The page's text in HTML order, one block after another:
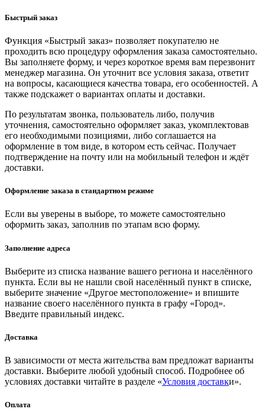
Быстрый заказ
Функция «Быстрый заказ» позволяет покупателю не
проходить всю процедуру оформления заказа самостоятельно.
Вы заполняете форму, и через короткое время вам перезвонит
менеджер магазина. Он уточнит все условия заказа, ответит
на вопросы, касающиеся качества товара, его особенностей. А
также подскажет о вариантах оплаты и доставки.
По результатам звонка, пользователь либо, получив
уточнения, самостоятельно оформляет заказ, укомплектовав
его необходимыми позициями, либо соглашается на
оформление в том виде, в котором есть сейчас. Получает
подтверждение на почту или на мобильный телефон и ждёт
доставки.
Оформление заказа в стандартном режиме
Если вы уверены в выборе, то можете самостоятельно
оформить заказ, заполнив по этапам всю форму.
Заполнение адреса
Выберите из списка название вашего региона и населённого
пункта. Если вы не нашли свой населённый пункт в списке,
выберите значение «Другое местоположение» и впишите
название своего населённого пункта в графу «Город».
Введите правильный индекс.
Доставка
В зависимости от места жительства вам предложат варианты
доставки. Выберите любой удобный способ. Подробнее об
условиях доставки читайте в разделе «Условия доставки».
Оплата